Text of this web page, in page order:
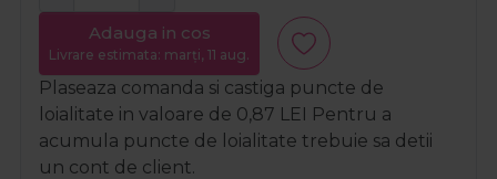
Adauga in cos
Livrare estimata: marți, 11 aug.
Plaseaza comanda si castiga puncte de
loialitate in valoare de 0,87 LEI Pentru a
acumula puncte de loialitate trebuie sa detii
un cont de client.